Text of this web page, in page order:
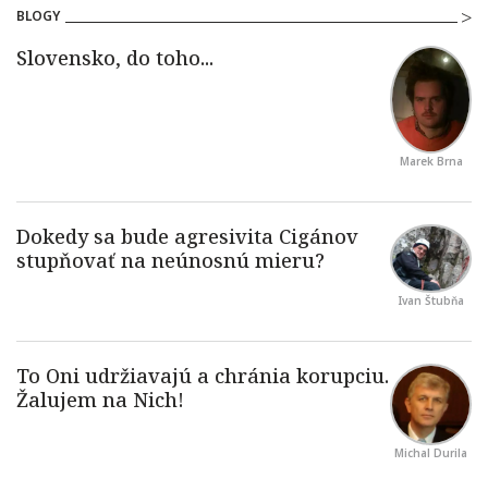
BLOGY
Marek Brna
Ivan Štubňa
Michal Durila